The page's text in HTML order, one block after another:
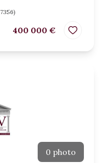
400 000 €
0 photo